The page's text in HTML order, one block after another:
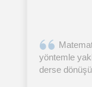
yöntemle
derse